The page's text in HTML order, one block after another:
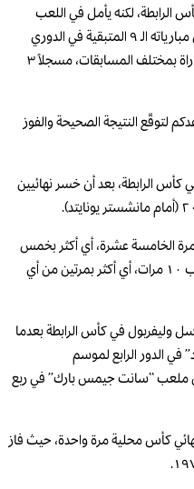
لكنه يأمل في اللعب
مجدداً هذا الموسم، ومساعدة ليفربول في مبارياته الـ ٩ المتبقية في الدوري
الإنكليزي، وهو الذي شارك معه في ٣٩ مباراة بمختلف المسابقات، مسجلاً ٣
لتوقّع النتيجة الصحيحة والفوز
كأس الرابطة، بعد أن خسر نهائيين
الخامسة عشرة، أي أكثر بخمس
مرات من أي فريق آخر، وهو الذي فاز باللقب ١٠ مرات، أي أكثر بمرتين من أي
وليفربول في كأس الرابطة بعدما
رود” في الدور الرابع لموسم
فوز “الريدز” ٢-٠ على ملعب “سانت جيمس بارك” في ربع
كأس محلية مرة واحدة، حيث فاز